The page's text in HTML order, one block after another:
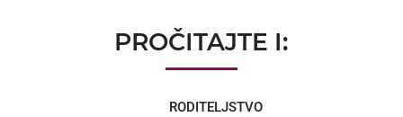
PROČITAJTE I:
RODITELJSTVO